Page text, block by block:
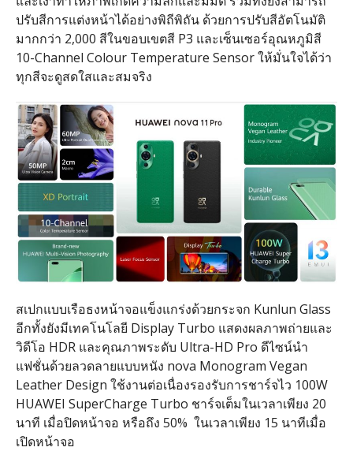
ปรับสีการแต่งหน้าได้อย่างพิถีพิถัน ด้วยการปรับสีอัตโนมัติ
มากกว่า 2,000 สีในขอบเขตสีP3 และเซ็นเซอร์อุณหภูมิสี
10-Channel Colour Temperature Sensorให้มั่นใจได้ว่า
ทุกสีจะดูสดใสและสมจริง
สเปกแบบเรือธงหน้าจอแข็งแกร่งด้วยกระจก Kunlun Glass
อีกทั้งยังมีเทคโนโลยี Display Turbo แสดงผลภาพถ่ายและ
วิดีโอ HDR และคุณภาพระดับ Ultra-HD Pro ดีไซน์นำ
แฟชั่นด้วยลวดลายแบบหนัง nova Monogram Vegan
Leather Design ใช้งานต่อเนื่องรองรับการชาร์จไว 100W
HUAWEI SuperCharge Turbo ชาร์จเต็มในเวลาเพียง 20
นาที เมื่อปิดหน้าจอ หรือถึง 50% ในเวลาเพียง 15 นาทีเมื่อ
เปิดหน้าจอ